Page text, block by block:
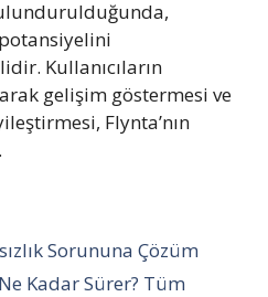
Kullanıcıların
gelişim göstermesi ve
Flynta’nın
Sorununa Çözüm
Kadar Sürer? Tüm